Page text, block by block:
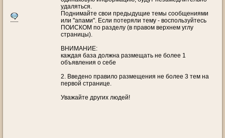
удаляться.
Поднимайте свои предыдущие темы сообщениями
или "апами". Если потеряли тему - воспользуйтесь
ПОИСКОМ по разделу (в правом верхнем углу
страницы).
ВНИМАНИЕ:
каждая база должна размещать не более 1
объявления о себе
2. Введено правило размещения не более 3 тем на
первой странице.
Уважайте других людей!